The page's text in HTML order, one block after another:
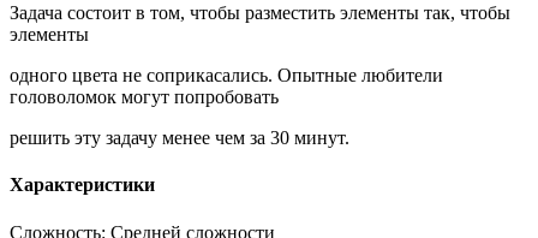
Задача состоит в том, чтобы разместить элементы так, чтобы
элементы
одного цвета не соприкасались. Опытные любители
головоломок могут попробовать
решить эту задачу менее чем за 30 минут.
Характеристики
Сложность: Средней сложности